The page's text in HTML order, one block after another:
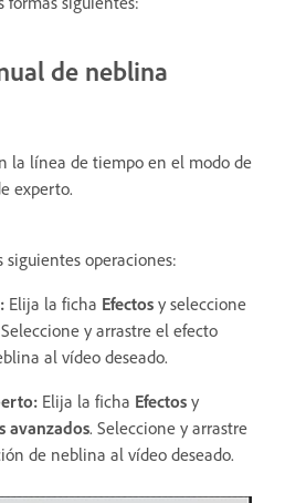
de neblina
la línea de tiempo en el modo de
experto.
siguientes operaciones:
Elija la ficha Efectos y seleccione
y arrastre el efecto
al vídeo deseado.
Elija la ficha Efectos y
avanzados. Seleccione y arrastre
de neblina al vídeo deseado.